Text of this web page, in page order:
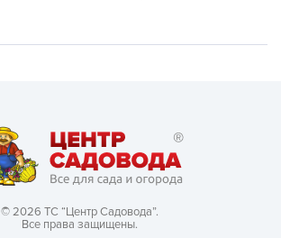
© 2026 ТС “Центр Садовода”.
Все права защищены.